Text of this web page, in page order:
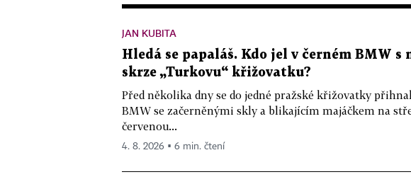
JAN KUBITA
Hledá se papaláš. Kdo jel v černém BMW s
skrze „Turkovu“ křižovatku?
Před několika dny se do jedné pražské křižovatky
BMW se začerněnými skly a blikajícím majáčkem na
červenou...
4. 8. 2026 ▪ 6 min. čtení